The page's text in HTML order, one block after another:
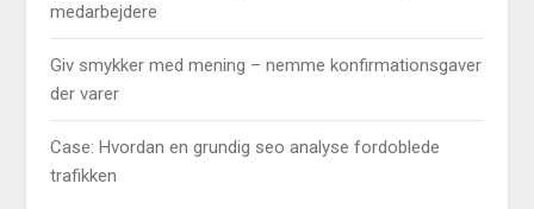
medarbejdere
Giv smykker med mening – nemme konfirmationsgaver
der varer
Case: Hvordan en grundig seo analyse fordoblede
trafikken